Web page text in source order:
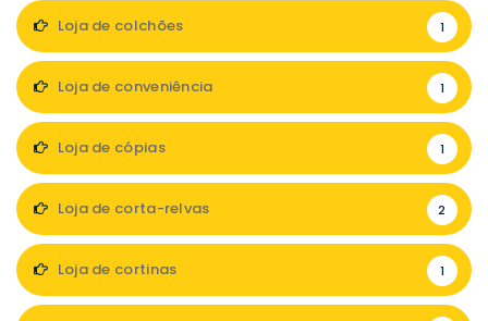
Loja de colchões 1
Loja de conveniência 1
Loja de cópias 1
Loja de corta-relvas 2
Loja de cortinas 1